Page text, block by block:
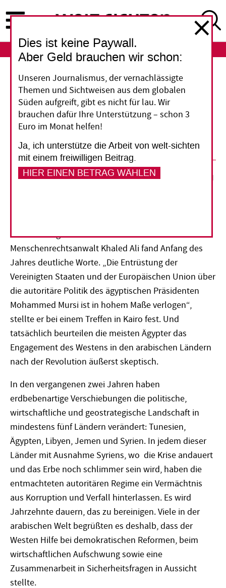
zum
Inhalt
ABO
Ratlos im Westen
Die USA und die EU wollen arabische Länder bei
der Demokratisierung unterstützen - bislang
ohne klares Ziel
28. Januar 2013 Tarek Radwan
Der ehemalige Präsidentschaftskandidat und linke
Menschenrechtsanwalt Khaled Ali fand Anfang des
Jahres deutliche Worte. „Die Entrüstung der
Vereinigten Staaten und der Europäischen Union über
die autoritäre Politik des ägyptischen Präsidenten
Mohammed Mursi ist in hohem Maße verlogen“,
stellte er bei einem Treffen in Kairo fest. Und
tatsächlich beurteilen die meisten Ägypter das
Engagement des Westens in den arabischen Ländern
nach der Revolution äußerst skeptisch.
In den vergangenen zwei Jahren haben
erdbebenartige Verschiebungen die politische,
wirtschaftliche und geostrategische Landschaft in
mindestens fünf Ländern verändert: Tunesien,
Ägypten, Libyen, Jemen und Syrien. In jedem dieser
Länder mit Ausnahme Syriens, wo die Krise andauert
und das Erbe noch schlimmer sein wird, haben die
entmachteten autoritären Regime ein Vermächtnis
aus Korruption und Verfall hinterlassen. Es wird
Jahrzehnte dauern, das zu bereinigen. Viele in der
arabischen Welt begrüßten es deshalb, dass der
Westen Hilfe bei demokratischen Reformen, beim
wirtschaftlichen Aufschwung sowie eine
Zusammenarbeit in Sicherheitsfragen in Aussicht
stellte.
Dies ist keine Paywall.
Aber Geld brauchen wir schon:
Unseren Journalismus, der vernachlässigte
Themen und Sichtweisen aus dem globalen
Süden aufgreift, gibt es nicht für lau. Wir
brauchen dafür Ihre Unterstützung – schon 3
Euro im Monat helfen!
Ja, ich unterstütze die Arbeit von welt-sichten
mit einem freiwilligen Beitrag.
HIER EINEN BETRAG WÄHLEN